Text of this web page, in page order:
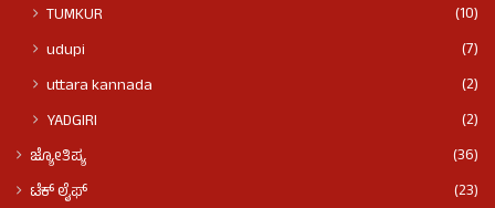
TUMKUR
(10)
udupi
(7)
uttara kannada
(2)
YADGIRI
(2)
ಜ್ಯೋತಿಷ್ಯ
(36)
ಟೆಕ್ ಲೈಫ್
(23)